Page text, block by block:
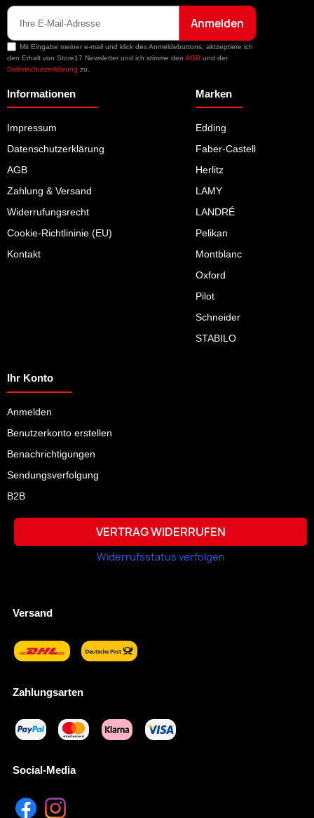
Anmelden
Mit Eingabe meiner e-mail und klick des Anmeldebuttons, aktzeptiere ich
den Erhalt von Store17 Newsletter und ich stimme den AGB und der
Datenschutzerklärung zu.
Informationen
Impressum
Datenschutzerklärung
AGB
Zahlung & Versand
Widerrufungsrecht
Cookie-Richtlininie (EU)
Kontakt
Marken
Edding
Faber-Castell
Herlitz
LAMY
LANDRÉ
Pelikan
Montblanc
Oxford
Pilot
Schneider
STABILO
Ihr Konto
Anmelden
Benutzerkonto erstellen
Benachrichtigungen
Sendungsverfolgung
B2B
VERTRAG WIDERRUFEN
Widerrufsstatus verfolgen
Versand
Zahlungsarten
Social-Media